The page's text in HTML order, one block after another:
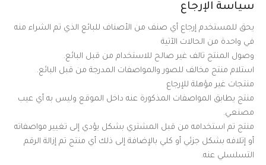
سياسة الإرجاع
يحق للمستخدم إرجاع أي صنف من الأصناف للبائع الذي تم الشراء منه
في واحدة من الحالات الآتية
وصول المنتج تالف غير صالح للاستخدام من قبل البائع.
استلام منتج مخالف للصور والمواصفات المدرجة من قبل البائع.
منتجات غير مؤهلة للإرجاع
منتج يطابق المواصفات المذكورة عنه داخل الموقع وليس به أي عيب
مصنعي.
منتج تم استخدامه من قبل المشتري بشكل يؤدي إلى تغيير مواصفاته
أو إتلافه بشكل جزئي أو كلي بالإضافة إلى ذلك أي منتج تم إزالة الرقم
التسلسلي عنه.